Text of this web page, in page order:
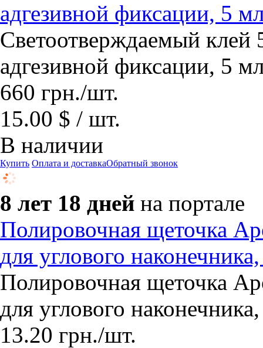
адгезивной фиксации, 5
Cветоотверждаемый
адгезивной фиксации, 5
660 грн./шт.
15.00 $ / шт.
В наличии
Купить Оплата и доставкаОбратный звонок
8 лет 18 дней на портале
Полировочная щеточка
для углового
Полировочная щеточка
для углового
13.20 грн./шт.